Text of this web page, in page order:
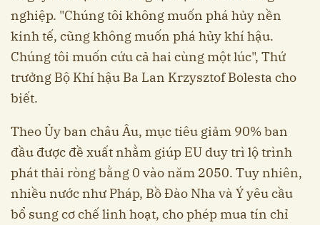
nghiệp. "Chúng tôi không muốn phá hủy nền
kinh tế, cũng không muốn phá hủy khí hậu.
Chúng tôi muốn cứu cả hai cùng một lúc", Thứ
trưởng Bộ Khí hậu Ba Lan Krzysztof Bolesta cho
biết.
Theo Ủy ban châu Âu, mục tiêu giảm 90% ban
đầu được đề xuất nhằm giúp EU duy trì lộ trình
phát thải ròng bằng 0 vào năm 2050. Tuy nhiên,
nhiều nước như Pháp, Bồ Đào Nha và Ý yêu cầu
bổ sung cơ chế linh hoạt, cho phép mua tín chỉ